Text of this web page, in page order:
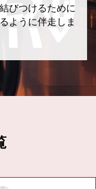
びつけるために
ように伴走しま